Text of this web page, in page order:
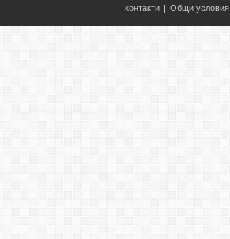
контакти | Общи условия